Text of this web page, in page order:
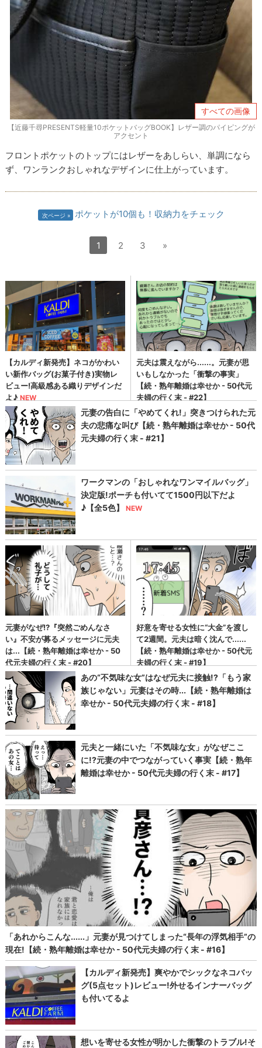
すべての画像
【近藤千尋PRESENTS軽量10ポケットバッグBOOK】レザー調のパイピングが
アクセント
フロントポケットのトップにはレザーをあしらい、単調になら
ず、ワンランクおしゃれなデザインに仕上がっています。
次ページ ポケットが10個も！収納力をチェック
1 2 3 »